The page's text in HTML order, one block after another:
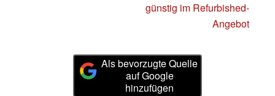
günstig im Refurbished-
Angebot
Als bevorzugte Quelle
auf Google
hinzufügen